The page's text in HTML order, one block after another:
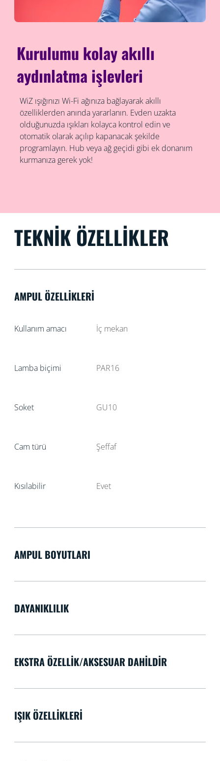
Kurulumu kolay akıllı
aydınlatma işlevleri
WiZ ışığınızı Wi-Fi ağınıza bağlayarak akıllı
özelliklerden anında yararlanın. Evden uzakta
olduğunuzda ışıkları kolayca kontrol edin ve
otomatik olarak açılıp kapanacak şekilde
programlayın. Hub veya ağ geçidi gibi ek donanım
kurmanıza gerek yok!
TEKNIK ÖZELLIKLER
AMPUL ÖZELLIKLERI
Kullanım amacı İç mekan
Lamba biçimi PAR16
Soket GU10
Cam türü Şeffaf
Kısılabilir Evet
AMPUL BOYUTLARI
DAYANIKLILIK
EKSTRA ÖZELLIK/AKSESUAR DAHILDIR
IŞIK ÖZELLIKLERI